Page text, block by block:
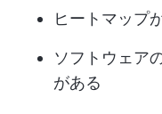
ヒートマップ
ソフトウェア
がある